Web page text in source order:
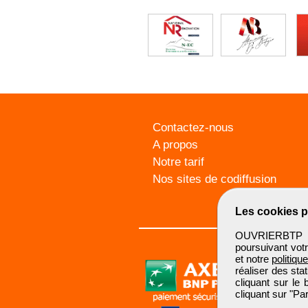
Les cookies
poursuivant
et notre
réaliser des
cliquant sur le
cliquant sur
Contactez-nous
A propos
Notre tarif
Nos sites de codiffusion